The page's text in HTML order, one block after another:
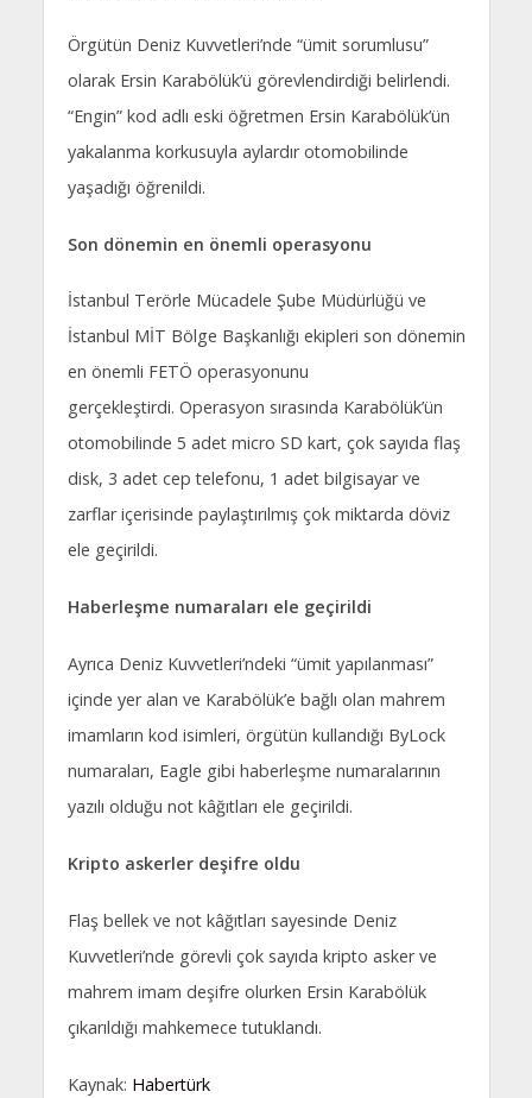
Örgütün Deniz Kuvvetleri’nde “ümit sorumlusu”
olarak Ersin Karabölük’ü görevlendirdiği belirlendi.
“Engin” kod adlı eski öğretmen Ersin Karabölük’ün
yakalanma korkusuyla aylardır otomobilinde
yaşadığı öğrenildi.
Son dönemin en önemli operasyonu
İstanbul Terörle Mücadele Şube Müdürlüğü ve
İstanbul MİT Bölge Başkanlığı ekipleri son dönemin
en önemli FETÖ operasyonunu
gerçekleştirdi. Operasyon sırasında Karabölük’ün
otomobilinde 5 adet micro SD kart, çok sayıda flaş
disk, 3 adet cep telefonu, 1 adet bilgisayar ve
zarflar içerisinde paylaştırılmış çok miktarda döviz
ele geçirildi.
Haberleşme numaraları ele geçirildi
Ayrıca Deniz Kuvvetleri’ndeki “ümit yapılanması”
içinde yer alan ve Karabölük’e bağlı olan mahrem
imamların kod isimleri, örgütün kullandığı ByLock
numaraları, Eagle gibi haberleşme numaralarının
yazılı olduğu not kâğıtları ele geçirildi.
Kripto askerler deşifre oldu
Flaş bellek ve not kâğıtları sayesinde Deniz
Kuvvetleri’nde görevli çok sayıda kripto asker ve
mahrem imam deşifre olurken Ersin Karabölük
çıkarıldığı mahkemece tutuklandı.
Kaynak: Habertürk